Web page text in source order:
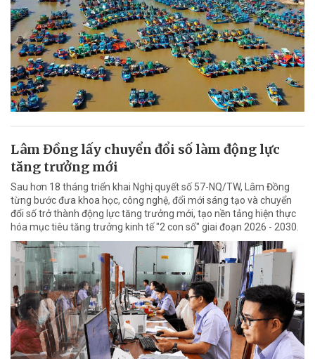
Lâm Đồng lấy chuyển đổi số làm động lực
tăng trưởng mới
Sau hơn 18 tháng triển khai Nghị quyết số 57-NQ/TW, Lâm Đồng
từng bước đưa khoa học, công nghệ, đổi mới sáng tạo và chuyển
đổi số trở thành động lực tăng trưởng mới, tạo nền tảng hiện thực
hóa mục tiêu tăng trưởng kinh tế "2 con số" giai đoạn 2026 - 2030.